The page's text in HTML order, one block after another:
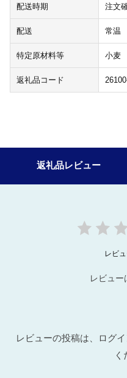
配送時期 注文
配送 常温
特定原材料等 小麦
返礼品コード
返礼品レビュー
レビ
レビュー
レビューの投稿は、ログ
く